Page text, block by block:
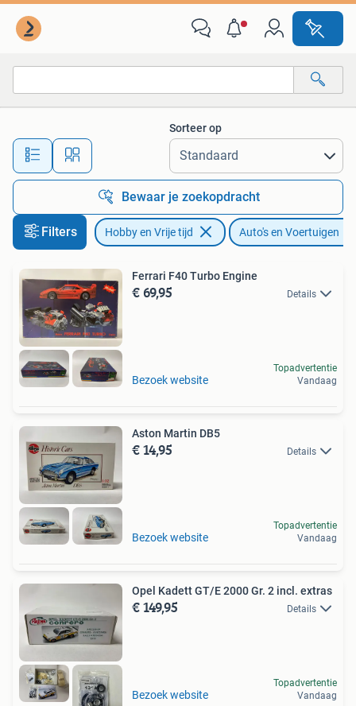
Alle afstanden…
Sorteer op
Bewaar je zoekopdracht
Filters Hobby en Vrije tijd Auto's en Voertuigen
Ferrari F40 Turbo Engine
€ 69,95 Details
Bezoek website
Topadvertentie
Vandaag
Aston Martin DB5
€ 14,95 Details
Bezoek website
Topadvertentie
Vandaag
Opel Kadett GT/E 2000 Gr. 2 incl. extras
€ 149,95 Details
Bezoek website
Topadvertentie
Vandaag